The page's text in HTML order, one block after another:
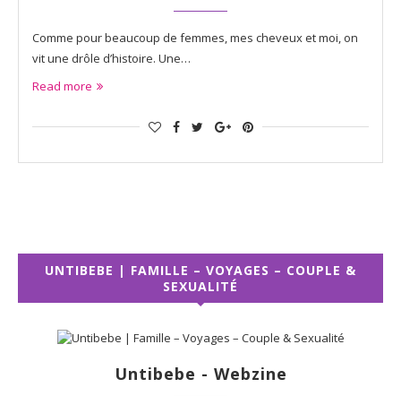
Comme pour beaucoup de femmes, mes cheveux et moi, on
vit une drôle d’histoire. Une…
Read more
UNTIBEBE | FAMILLE – VOYAGES – COUPLE &
SEXUALITÉ
Untibebe - Webzine